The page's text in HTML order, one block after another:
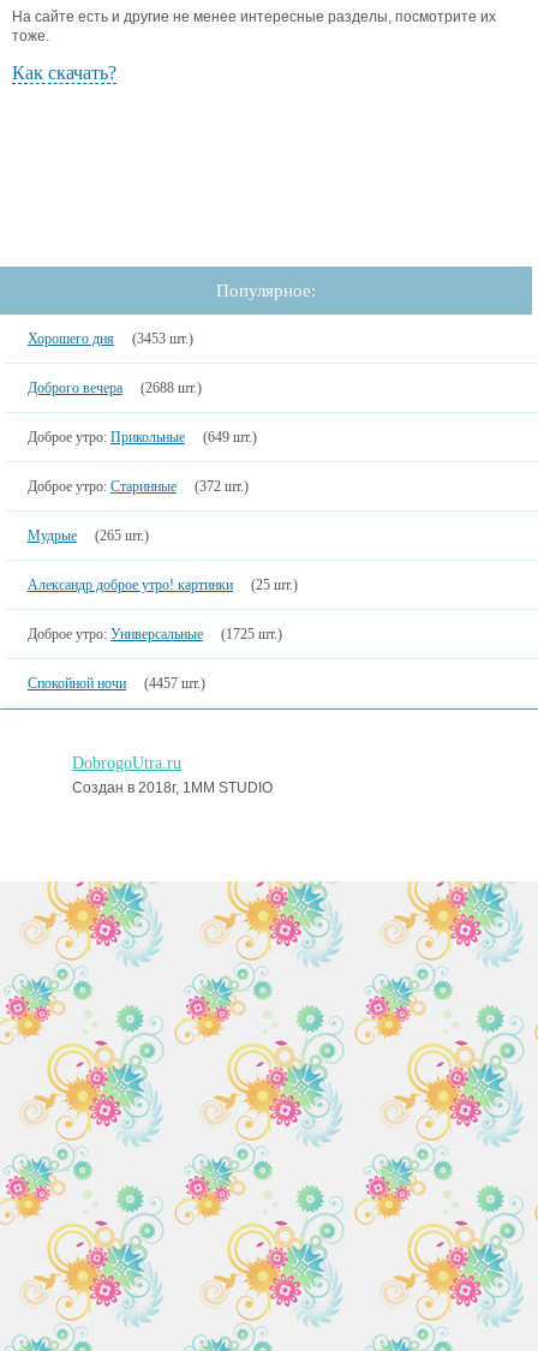
На сайте есть и другие не менее интересные разделы, посмотрите их
тоже.
Как скачать?
Популярное:
Хорошего дня (3453 шт.)
Доброго вечера (2688 шт.)
Доброе утро: Прикольные (649 шт.)
Доброе утро: Старинные (372 шт.)
Мудрые (265 шт.)
Александр доброе утро! картинки (25 шт.)
Доброе утро: Универсальные (1725 шт.)
Спокойной ночи (4457 шт.)
DobrogoUtra.ru
Создан в 2018г, 1MM STUDIO